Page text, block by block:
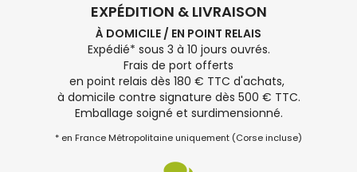
EXPÉDITION & LIVRAISON
À DOMICILE / EN POINT RELAIS
Expédié* sous 3 à 10 jours ouvrés.
Frais de port offerts
en point relais dès 180 € TTC d'achats,
à domicile contre signature dès 500 € TTC.
Emballage soigné et surdimensionné.
* en France Métropolitaine uniquement (Corse incluse)